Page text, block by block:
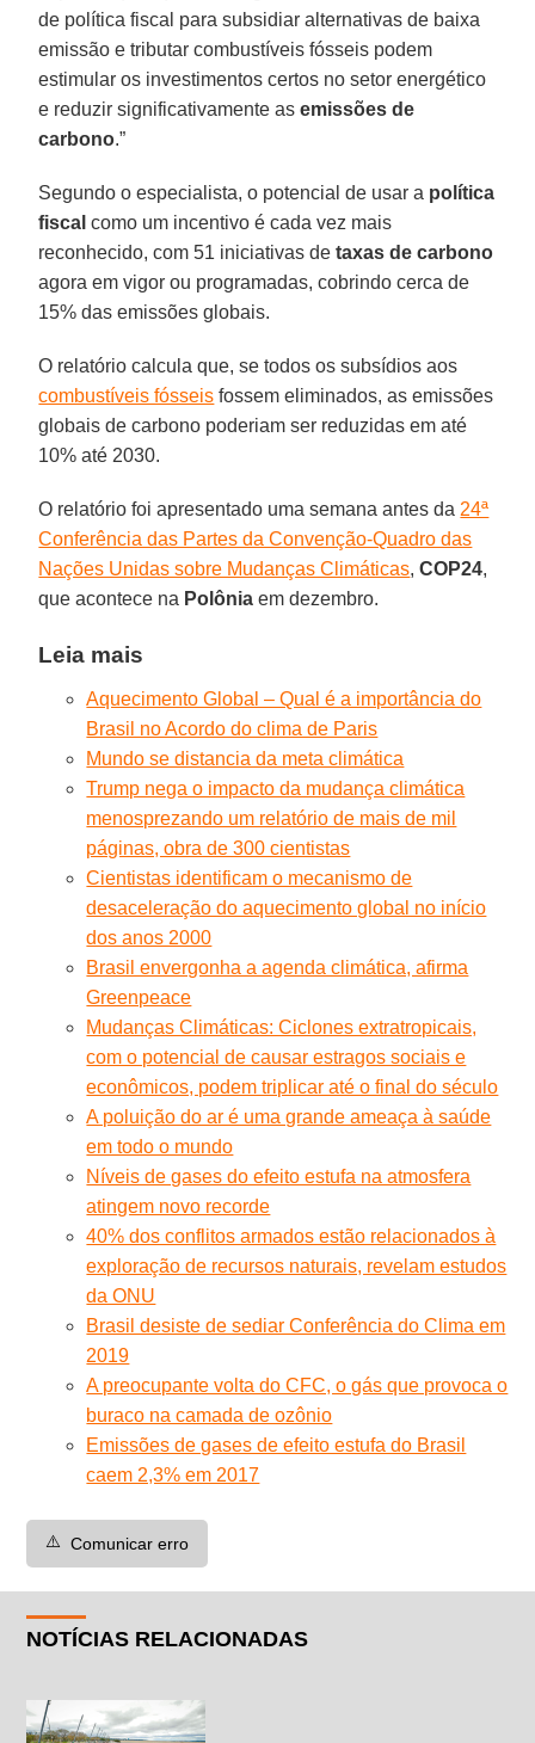
de política fiscal para subsidiar alternativas de baixa
emissão e tributar combustíveis fósseis podem
estimular os investimentos certos no setor energético
e reduzir significativamente asemissões de
carbono.”
Segundo o especialista, o potencial de usar a política
fiscal como um incentivo é cada vez mais
reconhecido, com 51 iniciativas detaxas de carbono
agora em vigor ou programadas, cobrindo cerca de
15% das emissões globais.
O relatório calcula que, se todos os subsídios aos
combustíveis fósseis fossem eliminados, as emissões
globais de carbono poderiam ser reduzidas em até
10% até 2030.
O relatório foi apresentado uma semana antes da 24ª
Conferência das Partes da Convenção-Quadro das
Nações Unidas sobre Mudanças Climáticas,COP24,
que acontece na Polônia em dezembro.
Leia mais
Aquecimento Global – Qual é a importância do
Brasil no Acordo do clima de Paris
Mundo se distancia da meta climática
Trump nega o impacto da mudança climática
menosprezando um relatório de mais de mil
páginas, obra de 300 cientistas
Cientistas identificam o mecanismo de
desaceleração do aquecimento global no início
dos anos 2000
Brasil envergonha a agenda climática, afirma
Greenpeace
Mudanças Climáticas: Ciclones extratropicais,
com o potencial de causar estragos sociais e
econômicos, podem triplicar até o final do século
A poluição do ar é uma grande ameaça à saúde
em todo o mundo
Níveis de gases do efeito estufa na atmosfera
atingem novo recorde
40% dos conflitos armados estão relacionados à
exploração de recursos naturais, revelam estudos
da ONU
Brasil desiste de sediar Conferência do Clima em
2019
A preocupante volta do CFC, o gás que provoca o
buraco na camada de ozônio
Emissões de gases de efeito estufa do Brasil
caem 2,3% em 2017
⚠️ Comunicar erro
NOTÍCIAS RELACIONADAS